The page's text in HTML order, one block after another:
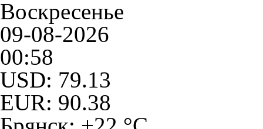
Воскресенье
09-08-2026
00:58
USD: 79.13
EUR: 90.38